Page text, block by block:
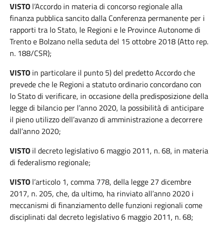
VISTO l’Accordo in materia di concorso regionale alla
finanza pubblica sancito dalla Conferenza permanente per i
rapporti tra lo Stato, le Regioni e le Province Autonome di
Trento e Bolzano nella seduta del 15 ottobre 2018 (Atto rep.
n. 188/CSR);
VISTO in particolare il punto 5) del predetto Accordo che
prevede che le Regioni a statuto ordinario concordano con
lo Stato di verificare, in occasione della predisposizione della
legge di bilancio per l’anno 2020, la possibilità di anticipare
il pieno utilizzo dell’avanzo di amministrazione a decorrere
dall’anno 2020;
VISTO il decreto legislativo 6 maggio 2011, n. 68, in materia
di federalismo regionale;
VISTO l’articolo 1, comma 778, della legge 27 dicembre
2017, n. 205, che, da ultimo, ha rinviato all’anno 2020 i
meccanismi di finanziamento delle funzioni regionali come
disciplinati dal decreto legislativo 6 maggio 2011, n. 68;